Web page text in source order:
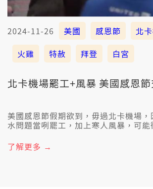
2024-11-26 美國 感恩節 北
火雞
特赦 拜登 白宮
北卡機場罷工+風暴 美國感恩
美國感恩節假期欲到，毋過北卡機場
水問題當咧罷工，加上寒人風暴，可
伊任內最後一改感恩節儀式。
了解更多 →